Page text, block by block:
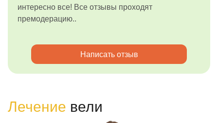
интересно все! Все отзывы проходят
премодерацию..
Написать отзыв
Лечение вели